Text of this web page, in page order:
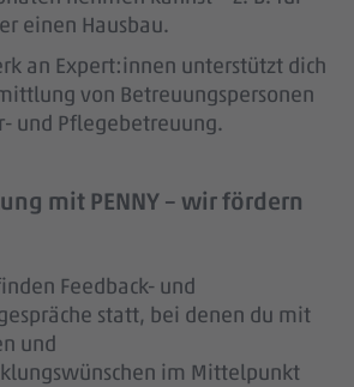
einen Hausbau.
an Expert:innen unterstützt dich
von Betreuungspersonen
und Pflegebetreuung.
mit PENNY – wir fördern
Feedback- und
statt, bei denen du mit
und
im Mittelpunkt